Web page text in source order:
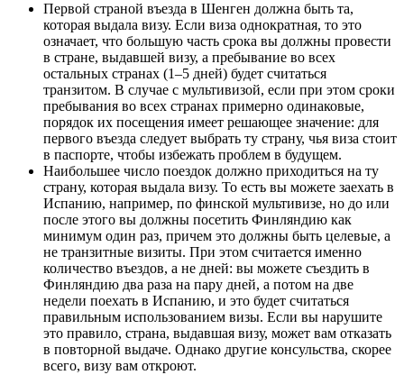
Первой страной въезда в Шенген должна быть та,
которая выдала визу. Если виза однократная, то это
означает, что большую часть срока вы должны провести
в стране, выдавшей визу, а пребывание во всех
остальных странах (1–5 дней) будет считаться
транзитом. В случае с мультивизой, если при этом сроки
пребывания во всех странах примерно одинаковые,
порядок их посещения имеет решающее значение: для
первого въезда следует выбрать ту страну, чья виза стоит
в паспорте, чтобы избежать проблем в будущем.
Наибольшее число поездок должно приходиться на ту
страну, которая выдала визу. То есть вы можете заехать в
Испанию, например, по финской мультивизе, но до или
после этого вы должны посетить Финляндию как
минимум один раз, причем это должны быть целевые, а
не транзитные визиты. При этом считается именно
количество въездов, а не дней: вы можете съездить в
Финляндию два раза на пару дней, а потом на две
недели поехать в Испанию, и это будет считаться
правильным использованием визы. Если вы нарушите
это правило, страна, выдавшая визу, может вам отказать
в повторной выдаче. Однако другие консульства, скорее
всего, визу вам откроют.